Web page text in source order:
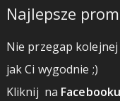
Najlepsze
Nie przegap kolejnej
jak Ci wygodnie ;)
Kliknij na Facebooku